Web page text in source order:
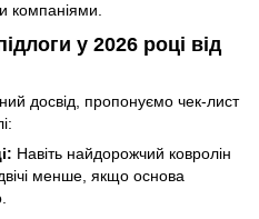
компаніями.
у 2026 році від
досвід, пропонуємо чек-лист
Навіть найдорожчий ковролін
менше, якщо основа